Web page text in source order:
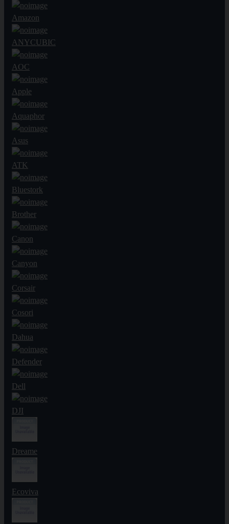
Amazon
ANYCUBIC
AOC
Apple
Aquaphor
Asus
ATK
Bluestork
Brother
Canon
Canyon
Corsair
Cosori
Dahua
Defender
Dell
DJI
Dreame
Ecoviva